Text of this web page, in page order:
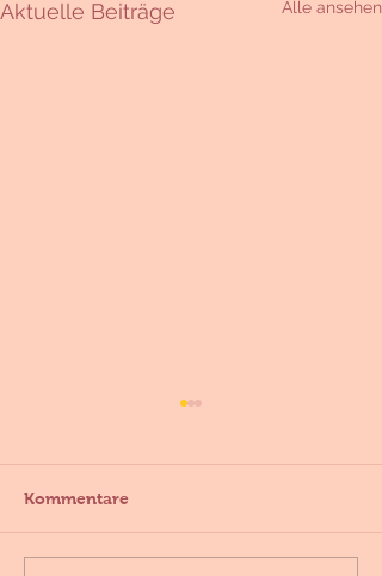
Aktuelle Beiträge Alle ansehen
Kommentare